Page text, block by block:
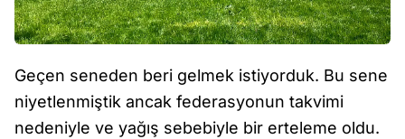
Geçen seneden beri gelmek istiyorduk. Bu sene
niyetlenmiştik ancak federasyonun takvimi
nedeniyle ve yağış sebebiyle bir erteleme oldu.